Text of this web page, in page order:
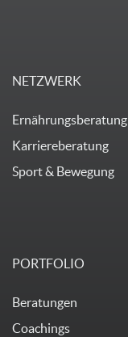
NETZWERK
Ernährungsberatung
Karriereberatung
Sport & Bewegung
PORTFOLIO
Beratungen
Coachings